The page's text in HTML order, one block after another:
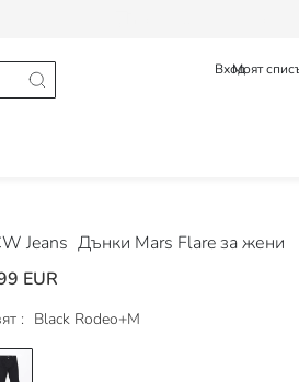
ВходМоят
Jeans Дънки Mars Flare за жени
EUR
: Black Rodeo+M